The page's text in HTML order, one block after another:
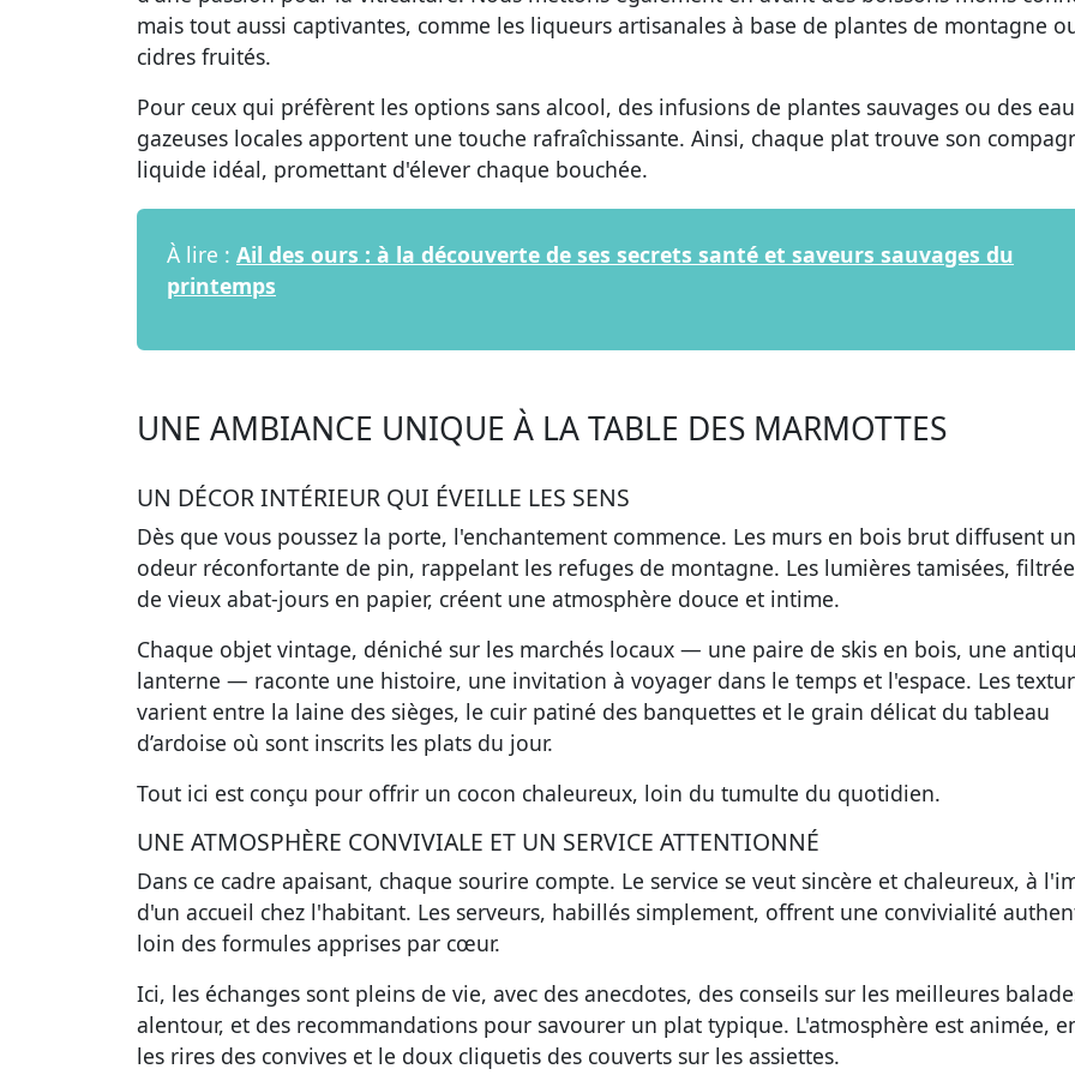
mais tout aussi captivantes, comme les liqueurs artisanales à base de plantes de montagne
cidres fruités.
Pour ceux qui préfèrent les options sans alcool, des infusions de plantes sauvages ou des
gazeuses locales apportent une touche rafraîchissante. Ainsi, chaque plat trouve son
liquide idéal, promettant d'élever chaque bouchée.
À lire : Ail des ours : à la découverte de ses secrets santé et saveurs sauvages du
printemps
UNE AMBIANCE UNIQUE À LA TABLE DES MARMOTTES
UN DÉCOR INTÉRIEUR QUI ÉVEILLE LES SENS
Dès que vous poussez la porte, l'enchantement commence. Les murs en bois brut diffusent
odeur réconfortante de pin, rappelant les refuges de montagne. Les lumières tamisées,
de vieux abat-jours en papier, créent une atmosphère douce et intime.
Chaque objet vintage, déniché sur les marchés locaux — une paire de skis en bois, une
lanterne — raconte une histoire, une invitation à voyager dans le temps et l'espace. Les
varient entre la laine des sièges, le cuir patiné des banquettes et le grain délicat du tableau
d’ardoise où sont inscrits les plats du jour.
Tout ici est conçu pour offrir un cocon chaleureux, loin du tumulte du quotidien.
UNE ATMOSPHÈRE CONVIVIALE ET UN SERVICE ATTENTIONNÉ
Dans ce cadre apaisant, chaque sourire compte. Le service se veut sincère et chaleureux, à
d'un accueil chez l'habitant. Les serveurs, habillés simplement, offrent une convivialité
loin des formules apprises par cœur.
Ici, les échanges sont pleins de vie, avec des anecdotes, des conseils sur les meilleures
alentour, et des recommandations pour savourer un plat typique. L'atmosphère est animée,
les rires des convives et le doux cliquetis des couverts sur les assiettes.